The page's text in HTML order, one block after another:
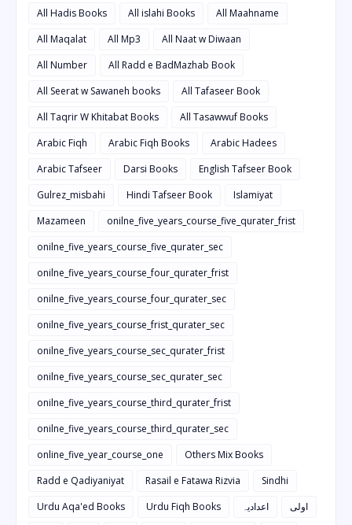
All Hadis Books
All islahi Books
All Maahname
All Maqalat
All Mp3
All Naat w Diwaan
All Number
All Radd e BadMazhab Book
All Seerat w Sawaneh books
All Tafaseer Book
All Taqrir W Khitabat Books
All Tasawwuf Books
Arabic Fiqh
Arabic Fiqh Books
Arabic Hadees
Arabic Tafseer
Darsi Books
English Tafseer Book
Gulrez_misbahi
Hindi Tafseer Book
Islamiyat
Mazameen
onilne_five_years_course_five_qurater_frist
onilne_five_years_course_five_qurater_sec
onilne_five_years_course_four_qurater_frist
onilne_five_years_course_four_qurater_sec
onilne_five_years_course_frist_qurater_sec
onilne_five_years_course_sec_qurater_frist
onilne_five_years_course_sec_qurater_sec
onilne_five_years_course_third_qurater_frist
onilne_five_years_course_third_qurater_sec
online_five_year_course_one
Others Mix Books
Radd e Qadiyaniyat
Rasail e Fatawa Rizvia
Sindhi
Urdu Aqa'ed Books
Urdu Fiqh Books اعدادیہ
اولی